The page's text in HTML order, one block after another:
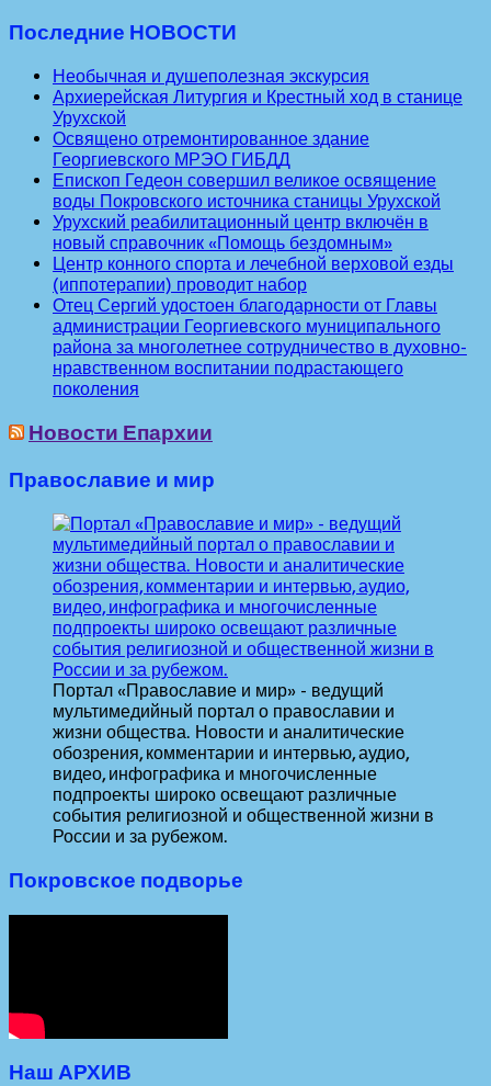
Последние НОВОСТИ
Необычная и душеполезная экскурсия
Архиерейская Литургия и Крестный ход в станице
Урухской
Освящено отремонтированное здание
Георгиевского МРЭО ГИБДД
Епископ Гедеон совершил великое освящение
воды Покровского источника станицы Урухской
Урухский реабилитационный центр включён в
новый справочник «Помощь бездомным»
Центр конного спорта и лечебной верховой езды
(иппотерапии) проводит набор
Отец Сергий удостоен благодарности от Главы
администрации Георгиевского муниципального
района за многолетнее сотрудничество в духовно-
нравственном воспитании подрастающего
поколения
Новости Епархии
Православие и мир
Портал «Православие и мир» - ведущий
мультимедийный портал о православии и
жизни общества. Новости и аналитические
обозрения, комментарии и интервью, аудио,
видео, инфографика и многочисленные
подпроекты широко освещают различные
события религиозной и общественной жизни в
России и за рубежом.
Покровское подворье
Наш АРХИВ